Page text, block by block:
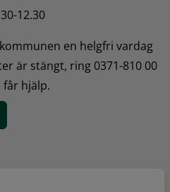
12.30
en helgfri vardag
är stängt, ring 0371-810 00
hjälp.